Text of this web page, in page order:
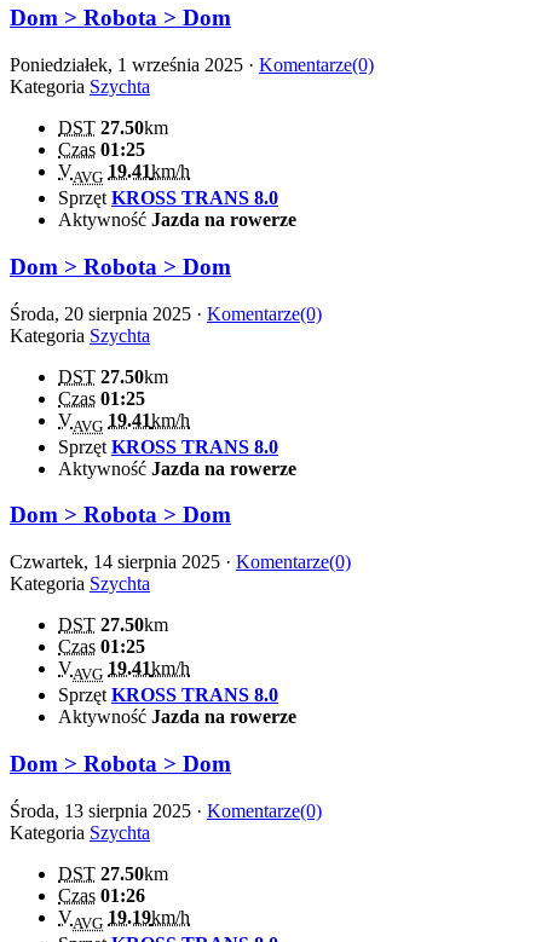
Dom > Robota > Dom
Poniedziałek, 1 września 2025 · Komentarze(0)
Kategoria Szychta
DST 27.50km
Czas 01:25
VAVG 19.41km/h
Sprzęt KROSS TRANS 8.0
Aktywność Jazda na rowerze
Dom > Robota > Dom
Środa, 20 sierpnia 2025 · Komentarze(0)
Kategoria Szychta
DST 27.50km
Czas 01:25
VAVG 19.41km/h
Sprzęt KROSS TRANS 8.0
Aktywność Jazda na rowerze
Dom > Robota > Dom
Czwartek, 14 sierpnia 2025 · Komentarze(0)
Kategoria Szychta
DST 27.50km
Czas 01:25
VAVG 19.41km/h
Sprzęt KROSS TRANS 8.0
Aktywność Jazda na rowerze
Dom > Robota > Dom
Środa, 13 sierpnia 2025 · Komentarze(0)
Kategoria Szychta
DST 27.50km
Czas 01:26
VAVG 19.19km/h